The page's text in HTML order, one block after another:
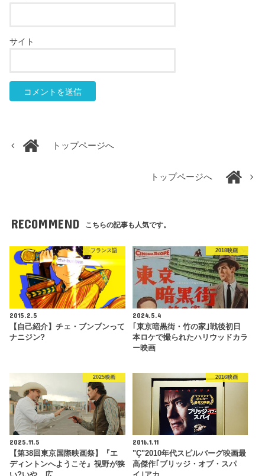
サイト
トップページへ
トップページへ
RECOMMEND こちらの記事も人気です。
フランス語
2015.2.5
【自己紹介】チェ・ブンブンって
ナニジン?
2018映画
2024.5.4
｢東京暗黒街・竹の家｣戦後初日
本ロケで撮られたハリウッドカラ
ー映画
2025映画
2025.11.5
【第38回東京国際映画祭】『エ
ディントンへようこそ』視野が狭
2016映画
2016.1.11
"Ç"2010年代スピルバーグ映画最
高傑作｢ブリッジ・オブ・スパ